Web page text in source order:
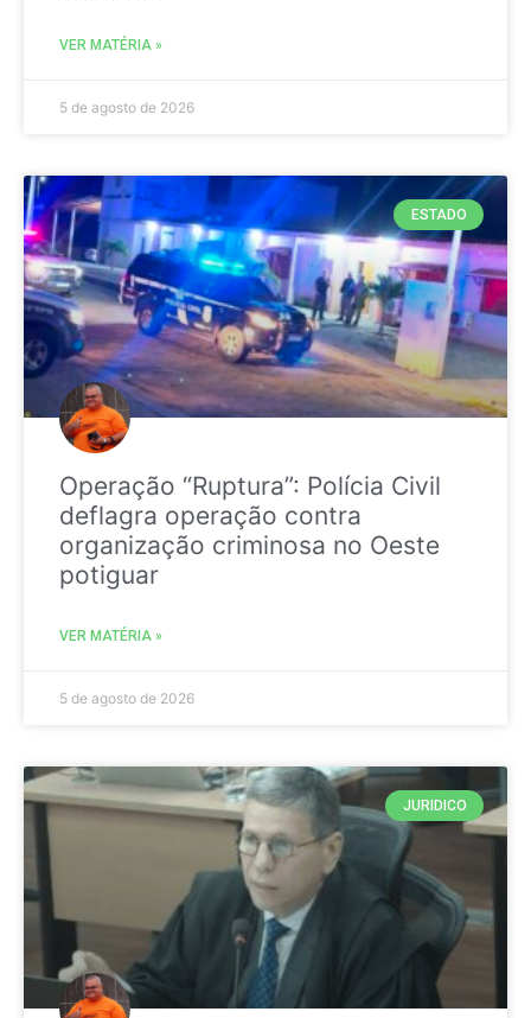
VER MATÉRIA »
5 de agosto de 2026
ESTADO
Operação “Ruptura”: Polícia Civil
deflagra operação contra
organização criminosa no Oeste
potiguar
VER MATÉRIA »
5 de agosto de 2026
JURIDICO